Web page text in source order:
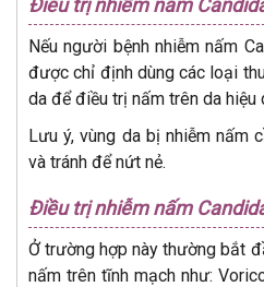
Điều trị nhiễm nấm
Nếu người bệnh nhiễm nấm
được chỉ định dùng các loại
da để điều trị nấm trên da hiệu
Lưu ý, vùng da bị nhiễm nấm
và tránh để nứt nẻ.
Điều trị nhiễm nấm
Ở trường hợp này thường bắt
nấm trên tĩnh mạch như: